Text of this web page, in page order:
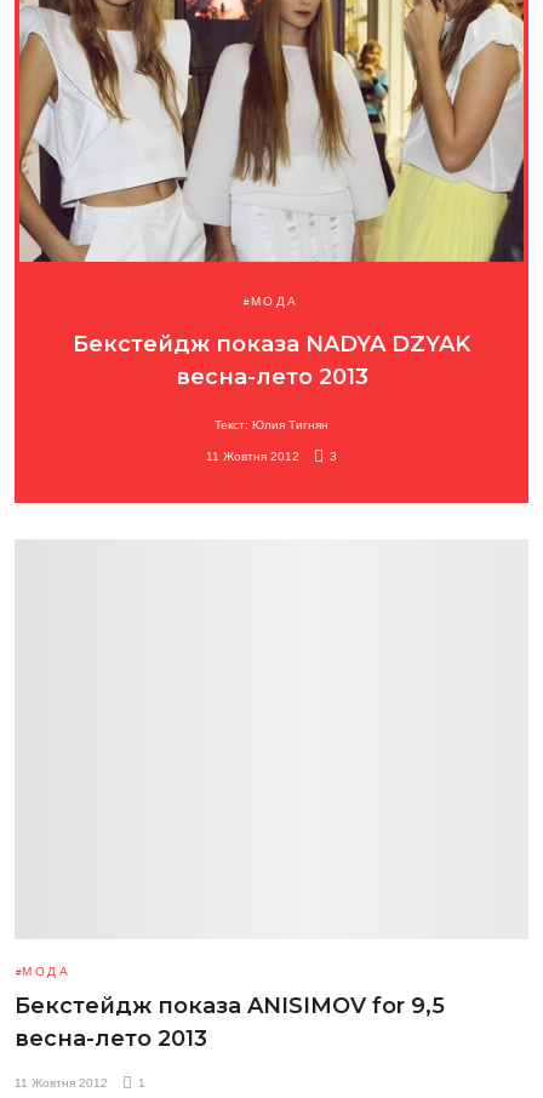
МОДА
Бекстейдж показа NADYA DZYAK
весна-лето 2013
Текст: Юлия Тигнян
11 Жовтня 2012 3
МОДА
Бекстейдж показа ANISIMOV for 9,5
весна-лето 2013
11 Жовтня 2012 1